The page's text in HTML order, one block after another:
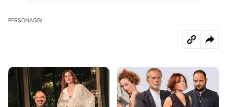
PERSONAGGI